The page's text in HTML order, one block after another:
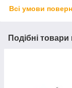
Всі умови
Подібні товари